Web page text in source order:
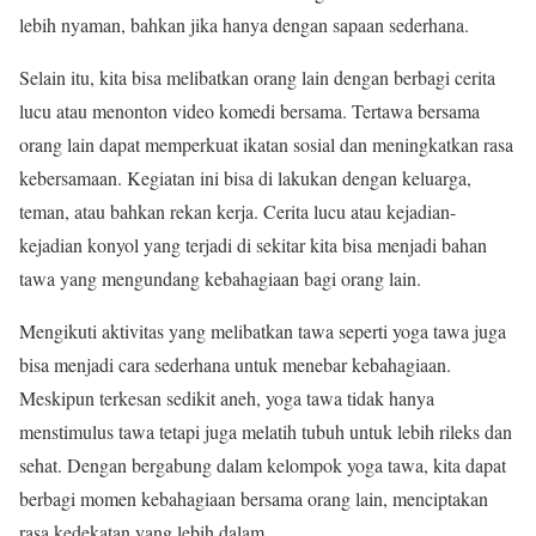
lebih nyaman, bahkan jika hanya dengan sapaan sederhana.
Selain itu, kita bisa melibatkan orang lain dengan berbagi cerita
lucu atau menonton video komedi bersama. Tertawa bersama
orang lain dapat memperkuat ikatan sosial dan meningkatkan rasa
kebersamaan. Kegiatan ini bisa di lakukan dengan keluarga,
teman, atau bahkan rekan kerja. Cerita lucu atau kejadian-
kejadian konyol yang terjadi di sekitar kita bisa menjadi bahan
tawa yang mengundang kebahagiaan bagi orang lain.
Mengikuti aktivitas yang melibatkan tawa seperti yoga tawa juga
bisa menjadi cara sederhana untuk menebar kebahagiaan.
Meskipun terkesan sedikit aneh, yoga tawa tidak hanya
menstimulus tawa tetapi juga melatih tubuh untuk lebih rileks dan
sehat. Dengan bergabung dalam kelompok yoga tawa, kita dapat
berbagi momen kebahagiaan bersama orang lain, menciptakan